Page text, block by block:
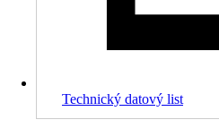
Technický datový list